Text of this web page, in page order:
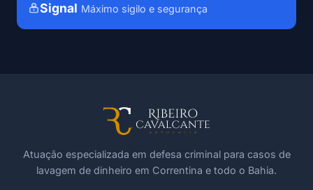
Signal Máximo sigilo e segurança
Atuação especializada em defesa criminal para casos de
lavagem de dinheiro em Correntina e todo o Bahia.